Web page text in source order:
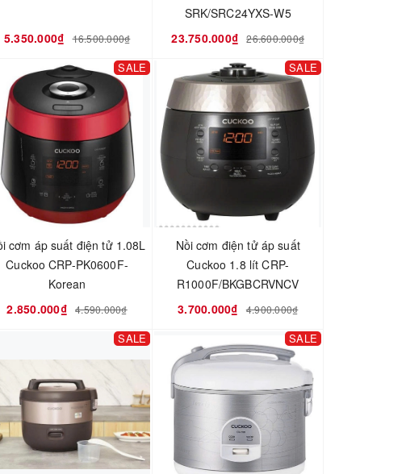
5.350.000₫ 16.500.000₫
SRK/SRC24YXS-W5
23.750.000₫
26.600.000₫
SALE
cơm áp suất điện tử 1.08L
Cuckoo CRP-PK0600F-
Korean
2.850.000₫ 4.590.000₫
SALE
Nồi cơm điện tử áp suất
Cuckoo 1.8 lít CRP-
R1000F/BKGBCRVNCV
3.700.000₫
4.900.000₫
SALE SALE